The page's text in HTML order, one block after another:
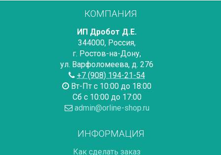
КОМПАНИЯ
ИП Дробот Д.Е.
344000, Россия,
г. Ростов-на-Дону,
ул. Варфоломеева, д. 276
+7 (908) 194-21-54
Вт-Пт с 10:00 до 18:00
Сб с 10:00 до 17:00
admin@orline-shop.ru
ИНФОРМАЦИЯ
Как сделать заказ